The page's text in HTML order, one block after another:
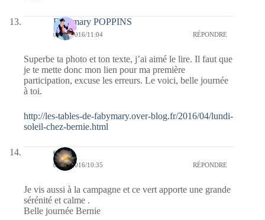
Fabymary POPPINS
04/04/2016/11:04 RÉPONDRE
Superbe ta photo et ton texte, j’ai aimé le lire. Il faut que
je te mette donc mon lien pour ma première
participation, excuse les erreurs. Le voici, belle journée
à toi.
http://les-tables-de-fabymary.over-blog.fr/2016/04/lundi-
soleil-chez-bernie.html
erato
04/04/2016/10:35 RÉPONDRE
Je vis aussi à la campagne et ce vert apporte une grande
sérénité et calme .
Belle journée Bernie